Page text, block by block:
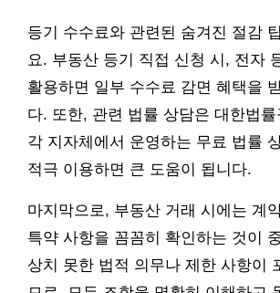
등기 수수료와 관련된 숨겨진 절감
요. 부동산 등기 직접 신청 시, 전자
활용하면 일부 수수료 감면 혜택을
다. 또한, 관련 법률 상담은 대한법
각 지자체에서 운영하는 무료 법률
적극 이용하면 큰 도움이 됩니다.
마지막으로, 부동산 거래 시에는 계
특약 사항을 꼼꼼히 확인하는 것이
상치 못한 법적 의무나 제한 사항이